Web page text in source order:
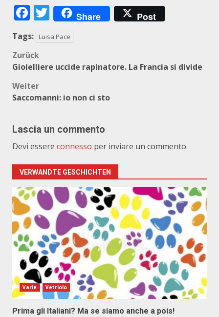
Facebook
Twitter
Share Post
Tags: Luisa Pace
Beitragsnavigation
Zurück
Gioielliere uccide rapinatore. La Francia si divide
Weiter
Saccomanni: io non ci sto
Lascia un commento
Devi essere connesso per inviare un commento.
VERWANDTE GESCHICHTEN
Varie Vetriolo
Prima gli Italiani? Ma se siamo anche a pois!